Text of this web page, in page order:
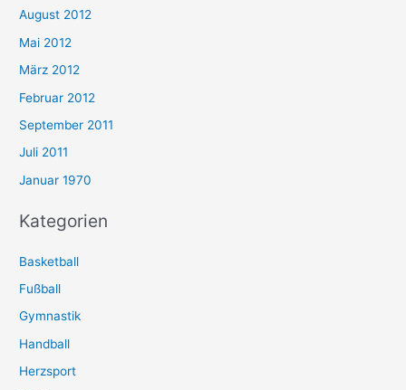
August 2012
Mai 2012
März 2012
Februar 2012
September 2011
Juli 2011
Januar 1970
Kategorien
Basketball
Fußball
Gymnastik
Handball
Herzsport